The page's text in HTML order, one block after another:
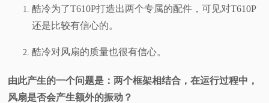
酷冷为了T610P打造出两个专属的配件，可见对T610P
还是比较有信心的。
酷冷对风扇的质量也很有信心。
由此产生的一个问题是：两个框架相结合，在运行过程中，
风扇是否会产生额外的振动？